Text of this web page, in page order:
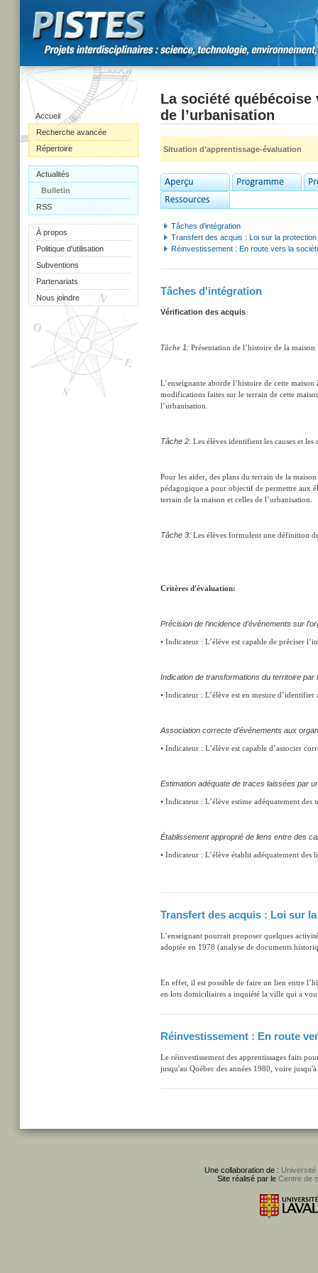
Accueil
Recherche avancée
Répertoire
Actualités
Bulletin
RSS
À propos
Politique d'utilisation
Subventions
Partenariats
Nous joindre
La société québécoise
de l’urbanisation
Situation d'apprentissage-évaluation
Tâches d'intégration
Transfert des acquis : Loi sur la
Réinvestissement : En route vers la
Tâches d'intégration
Vérification des acquis
Tâche 1: Présentation de l’histoire de la
L’enseignante aborde l’histoire de cette
modifications faites sur le terrain de cette
l’urbanisation.
Tâche 2: Les élèves identifient les causes et
Pour les aider, des plans du terrain de la
pédagogique a pour objectif de permettre aux
terrain de la maison et celles de l’urbanisation.
Tâche 3: Les élèves formulent une définition
Critères d'évaluation:
Précision de l’incidence d’événements sur
• Indicateur : L’élève est capable de préciser
Indication de transformations du territoire par
• Indicateur : L’élève est en mesure
Association correcte d’événements aux
• Indicateur : L’élève est capable d’associer
Estimation adéquate de traces laissées par
• Indicateur : L’élève estime adéquatement des
Établissement approprié de liens entre des
• Indicateur : L’élève établit adéquatement des
Transfert des acquis : Loi sur
L’enseignant pourrait proposer quelques
adoptée en 1978 (analyse de documents
En effet, il est possible de faire un lien entre
en lots domiciliaires a inquiété la ville qui a
Réinvestissement : En route
Le réinvestissement des apprentissages faits
jusqu'au Québec des années 1980, voire
Une collaboration de : Université
Site réalisé par le Centre de